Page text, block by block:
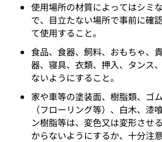
使用場所の材質によってはシミ
で、目立たない場所で事前に確
て使用すること。
食品、食器、飼料、おもちゃ、
器、寝具、衣類、押入、タンス
ないようにすること。
家や車等の塗装面、樹脂類、ゴ
（フローリング等）、白木、漆
ン樹脂等は、変色又は変形させ
からないようにするか、十分注